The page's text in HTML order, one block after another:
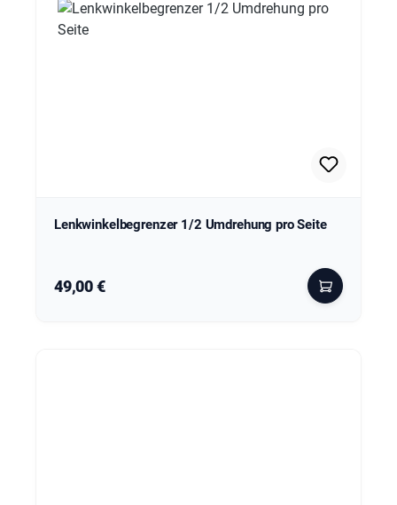
Lenkwinkelbegrenzer 1/2 Umdrehung pro Seite
Regulärer Preis:
49,00 €